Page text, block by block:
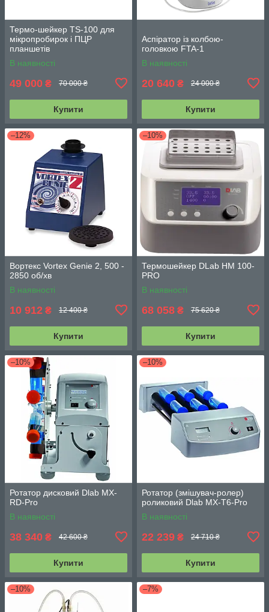
Термо-шейкер TS-100 для
мікропробирок і ПЦР
планшетів
В наявності
49 000 ₴ 70 000 ₴
Купити
Аспіратор із колбою-
головкою FTA-1
В наявності
20 640 ₴ 24 000 ₴
Купити
–12%
Вортекс Vortex Genie 2, 500 -
2850 об/хв
В наявності
10 912 ₴ 12 400 ₴
Купити
–10%
Термошейкер DLab HM 100-
PRO
В наявності
68 058 ₴ 75 620 ₴
Купити
–10%
Ротатор дисковий Dlab MX-
RD-Pro
В наявності
38 340 ₴ 42 600 ₴
Купити
–10%
Ротатор (змішувач-ролер)
роликовий Dlab MX-T6-Pro
В наявності
22 239 ₴ 24 710 ₴
Купити
–10% –7%